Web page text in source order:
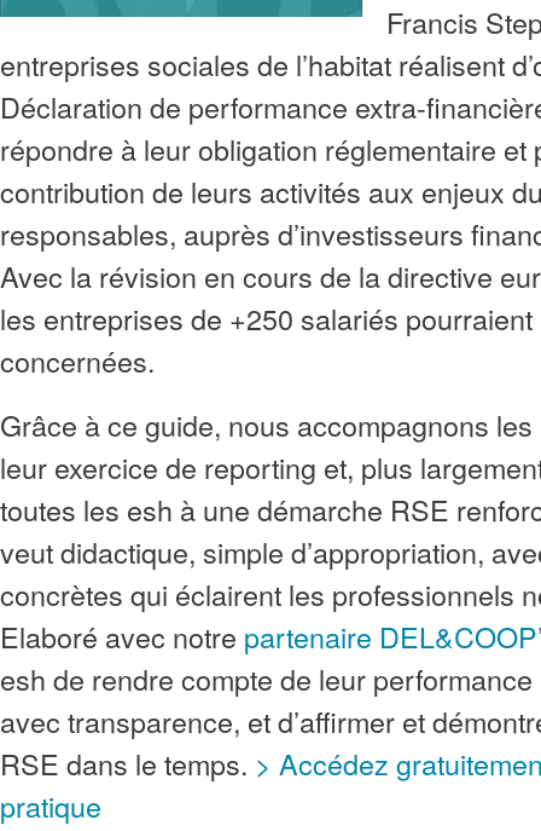
Francis
entreprises sociales de l’habitat réalisent
Déclaration de performance extra-
répondre à leur obligation réglementaire et
contribution de leurs activités aux enjeux
responsables, auprès d’investisseurs
Avec la révision en cours de la directive
les entreprises de +250 salariés pourraient
concernées.
Grâce à ce guide, nous accompagnons
leur exercice de reporting et, plus
toutes les esh à une démarche RSE
veut didactique, simple d’appropriation,
concrètes qui éclairent les professionnels
Elaboré avec notre partenaire DEL&COOP’
esh de rendre compte de leur
avec transparence, et d’affirmer et
RSE dans le temps. > Accédez
pratique